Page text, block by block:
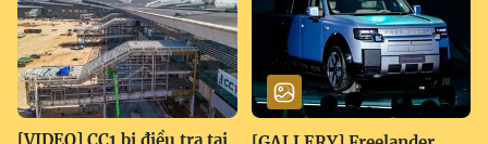
[VIDEO] CC1 bị điều tra tại